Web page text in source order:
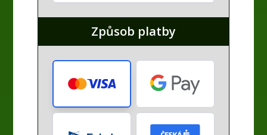
Způsob platby